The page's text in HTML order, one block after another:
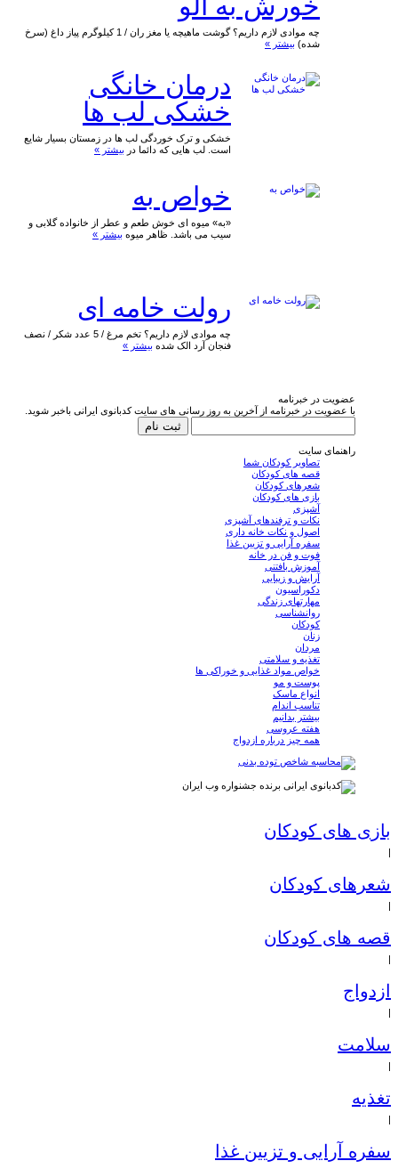
خورش به آلو
چه موادی لازم داریم؟ گوشت ماهیچه یا مغز ران / 1 کیلوگرم پیاز داغ (سرخ
شده) بیشتر »
درمان خانگی
خشکی لب ها
خشکی و ترک خوردگی لب ها در زمستان بسیار شایع
است. لب هایی که دائما در بیشتر »
خواص به
«به» میوه ای خوش طعم و عطر از خانواده گلابی و
سیب می باشد. ظاهر میوه بیشتر »
رولت خامه ای
چه موادی لازم داریم؟ تخم مرغ / 5 عدد شکر / نصف
فنجان آرد الک شده بیشتر »
عضویت در خبرنامه
با عضویت در خبرنامه از آخرین به روز رسانی های سایت کدبانوی ایرانی باخبر شوید.
راهنمای سایت
تصاویر کودکان شما
قصه های کودکان
شعرهای کودکان
بازی های کودکان
آشپزی
نکات و ترفندهای آشپزی
اصول و نکات خانه داری
سفره آرایی و تزیین غذا
فوت و فن در خانه
آموزش بافتنی
آرایش و زیبایی
دکوراسیون
مهارتهای زندگی
روانشناسی
کودکان
زنان
مردان
تغذیه و سلامتی
خواص مواد غذایی و خوراکی ها
پوست و مو
انواع ماسک
تناسب اندام
بیشتر بدانیم
هفته عروسی
همه چیز درباره ازدواج
بازی های کودکان
|
شعرهای کودکان
|
قصه های کودکان
|
ازدواج
|
سلامت
|
تغذیه
|
سفره آرایی و تزیین غذا